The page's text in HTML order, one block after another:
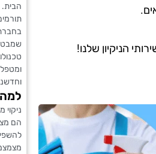
הניקיון שלנו!
הבית.
בחברת
למה
הם